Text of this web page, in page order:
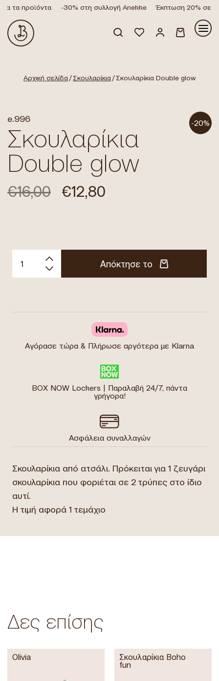
τα προϊόντα -30% στη συλλογή Anekke Έκπτωση 20% σε
Αρχική σελίδα/Σκουλαρίκια/ Σκουλαρίκια Double glow
-20%
e.996
Σκουλαρίκια
Double glow
€16,00 €12,80
Απόκτησε το
Αγόρασε τώρα & Πλήρωσε αργότερα με Klarna
BOX NOW Lockers | Παραλαβή 24/7, πάντα
γρήγορα!
Ασφάλεια συναλλαγών
Σκουλαρίκια από ατσάλι. Πρόκειται για 1 ζευγάρι
σκουλαρίκια που φοριέται σε 2 τρύπες στο ίδιο
αυτί.
Η τιμή αφορά 1 τεμάχιο
Δες επίσης
Olivia Σκουλαρίκια Boho
fun